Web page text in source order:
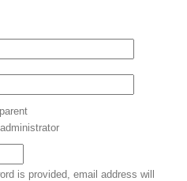
is provided, email address will